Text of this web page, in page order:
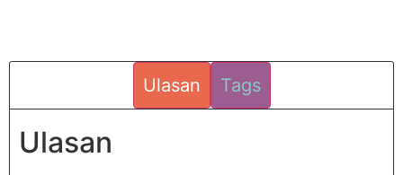
Ulasan Tags
Ulasan